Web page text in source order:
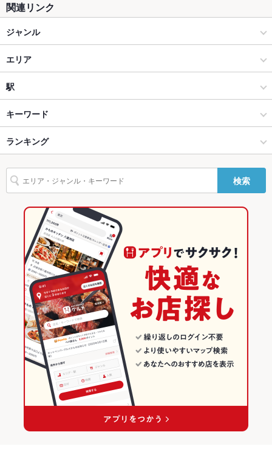
カウンター
ソファー
テラス席
なし ：テラスはございませんが、悪天候でも安心の室内でお寛
ぎ下さい。
貸切
貸切可 ：【平日20名～、金土祝前日25名～】大人数でのご宴
設備
バリアフリ
ー
なし ：お困りの際はスタッフまでお気軽にお申し付け下さい。
駐車場 なし ：お近くのパーキングをご利用下さい。
その他設備
人数に合わせてご案内いたします。 不明点等、お気軽に店舗へ
ご相談ください。
その他
飲み放題
あり ：飲み放題付き宴会コースを5200円～ご用意しておりま
す!ご予約承り中!お席や人数等お気軽にご相談下さい
食べ放題
なし ：アラカルト又はコースでのご提供になります。当店自慢
の料理の数々を存分にお楽しみ下さい。
お子様連れ歓迎 ：ご家族でのお食事も可能です。ご不明な点は
お気軽にお問合せ下さい。
グパーティ
予算などご相談承ります！お気軽にお問い合わせ下さい。
関連リンク
ジャンル
居酒屋
洋・和洋・各国料理・その他
長野市 × 居酒屋
長野市 × 洋・和洋・各国料理・その他
長野駅 × 居酒屋
長野駅 × 洋・和洋・各国料理・その他
イタリアン・フレンチ
イタリアン
長野市 × イタリアン・フレンチ
長野市 × イタリアン
長野駅 × イタリアン・フレンチ
長野駅 × イタリアン
エリア
長野駅
長野駅 × 居酒屋
長野駅 × 洋・和洋・各国料理・その他
長野駅 × イタリアン・フレンチ
長野駅 × イタリアン
長野 × 居酒屋
長野 × 洋・和洋・各国料理・その他
長野 × イタリアン・フレンチ
長野 × イタリアン
駅
長野駅
キーワード
エビ料理
ジェノベーゼ ボロネーゼ ペスカトーレ ケーキ
ランキング
長野のグルメランキング
長野の居酒屋ランキング
長野市のグルメランキング
長野市の居酒屋ランキング
長野駅のグルメランキング
長野駅の居酒屋ランキング
検索